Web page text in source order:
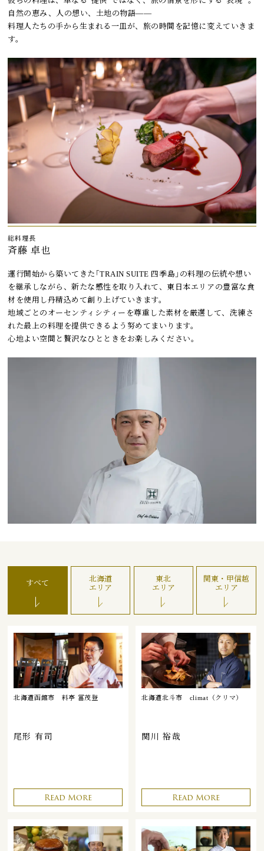
自然の恵み、人の想い、土地の物語——
料理人たちの手から生まれる一皿が、旅の時間を記憶に変えていきま
す。
総料理長
斉藤 卓也
運行開始から築いてきた｢TRAIN SUITE 四季島｣の料理の伝統や想い
を継承しながら、新たな感性を取り入れて、東日本エリアの豊富な食
材を使用し丹精込めて創り上げていきます。
地域ごとのオーセンティシティーを尊重した素材を厳選して、洗練さ
れた最上の料理を提供できるよう努めてまいります。
心地よい空間と贅沢なひとときをお楽しみください。
すべて
北海道
エリア
東北
エリア
関東・甲信越
エリア
北海道函館市 料亭 冨茂登
尾形 有司
Read More
北海道北斗市 climat（クリマ）
関川 裕哉
Read More